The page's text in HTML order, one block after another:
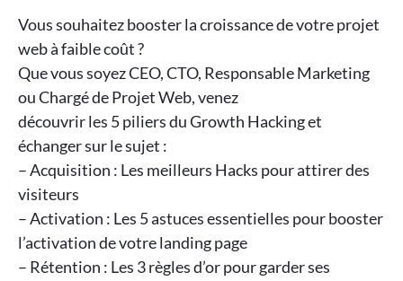
Vous souhaitez booster la croissance de votre projet
web à faible coût ?
Que vous soyez CEO, CTO, Responsable Marketing
ou Chargé de Projet Web, venez
découvrir les 5 piliers du Growth Hacking et
échanger sur le sujet :
– Acquisition : Les meilleurs Hacks pour attirer des
visiteurs
– Activation : Les 5 astuces essentielles pour booster
l’activation de votre landing page
– Rétention : Les 3 règles d’or pour garder ses